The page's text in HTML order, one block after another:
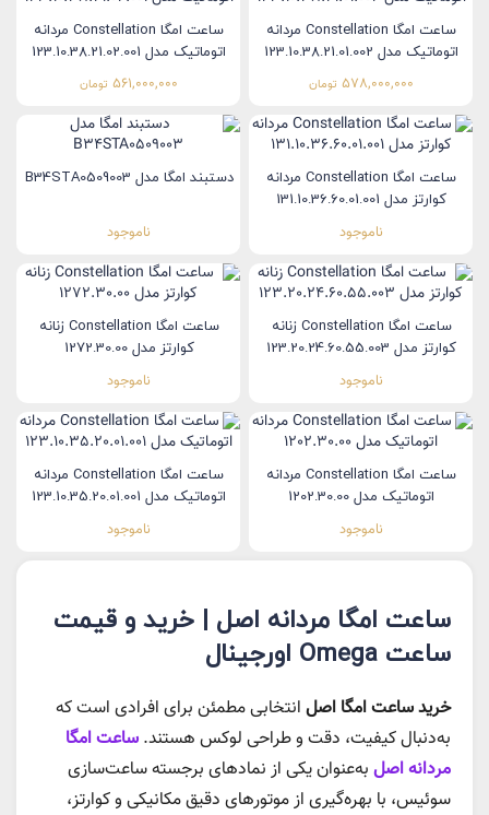
ساعت امگا Constellation مردانه
اتوماتیک مدل 123.10.38.21.01.002
578,000,000 تومان
ساعت امگا Constellation مردانه
اتوماتیک مدل 123.10.38.21.02.001
561,000,000 تومان
ساعت امگا Constellation مردانه
کوارتز مدل 131.10.36.60.01.001
ناموجود
دستبند امگا مدل B34STA0509003
ناموجود
ساعت امگا Constellation زنانه
کوارتز مدل 123.20.24.60.55.003
ناموجود
ساعت امگا Constellation زنانه
کوارتز مدل 1272.30.00
ناموجود
ساعت امگا Constellation مردانه
اتوماتیک مدل 1202.30.00
ناموجود
ساعت امگا Constellation مردانه
اتوماتیک مدل 123.10.35.20.01.001
ناموجود
ساعت امگا مردانه اصل | خرید و قیمت
ساعت Omega اورجینال
خرید ساعت امگا اصل انتخابی مطمئن برای افرادی است که
به‌دنبال کیفیت، دقت و طراحی لوکس هستند. ساعت امگا
مردانه اصل به‌عنوان یکی از نمادهای برجسته ساعت‌سازی
سوئیس، با بهره‌گیری از موتورهای دقیق مکانیکی و کوارتز،